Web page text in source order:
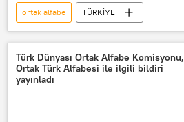
ortak alfabe
TÜRKİYE
Türk Dünyası Ortak Alfabe Komisyonu
Türk Dil Kurumu (TDK)
TDK
Türkiye
Azerbaycan
Türk Dünyası Ortak Alfabe Komisyonu,
Ortak Türk Alfabesi ile ilgili bildiri
yayınladı